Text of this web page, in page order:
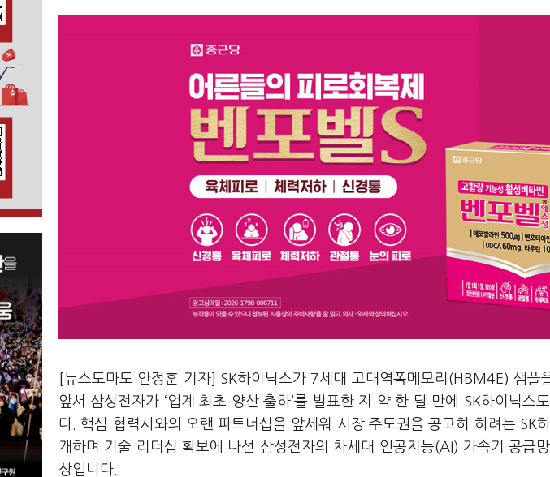
[뉴스토마토 안정훈 기자] SK하이닉스가 7세대 고대역폭메모리(HBM4E) 샘플
앞서 삼성전자가 ‘업계 최초 양산 출하’를 발표한 지 약 한 달 만에 SK하이닉스
다. 핵심 협력사와의 오랜 파트너십을 앞세워 시장 주도권을 공고히 하려는 SK
개하며 기술 리더십 확보에 나선 삼성전자의 차세대 인공지능(AI) 가속기 공급
상입니다.